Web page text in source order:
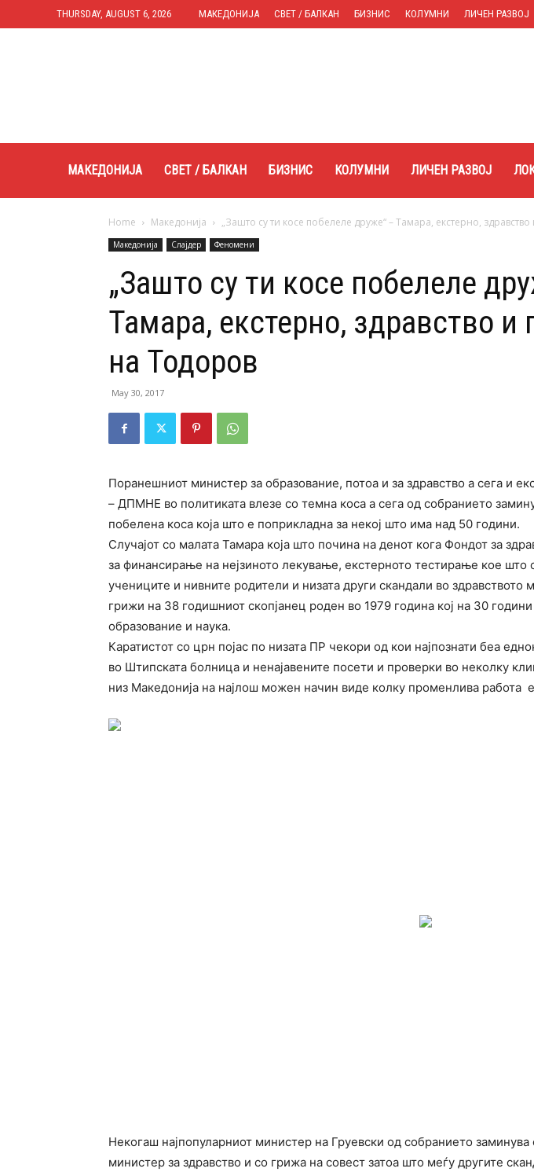
THURSDAY, AUGUST 6, 2026 МАКЕДОНИЈА СВЕТ / БАЛКАН БИЗНИС КОЛУМНИ ЛИЧЕН РАЗВОЈ
МАКЕДОНИЈА СВЕТ / БАЛКАН БИЗНИС КОЛУМНИ ЛИЧЕН РАЗВОЈ
Home Македонија „Зашто су ти косе побелеле друже“ – Тамара, екстерно, здравство
Македонија Слајдер Феномени
„Зашто су ти косе побелеле
Тамара, екстерно, здравство и
на Тодоров
May 30, 2017
Поранешниот министер за образование, потоа и за здравство а сега и
– ДПМНЕ во политиката влезе со темна коса а сега од собранието
побелена коса која што е поприкладна за некој што има над 50 години.
Случајот со малата Тамара која што почина на денот кога Фондот за
за финансирање на нејзиното лекување, екстерното тестирање кое што
учениците и нивните родители и низата други скандали во здравството
грижи на 38 годишниот скопјанец роден во 1979 година кој на 30
образование и наука.
Каратистот со црн појас по низата ПР чекори од кои најпознати беа
во Штипската болница и ненајавените посети и проверки во неколку
низ Македонија на најлош можен начин виде колку променлива работа
Некогаш најпопуларниот министер на Груевски од собранието
министер за здравство и со грижа на совест затоа што меѓу другите